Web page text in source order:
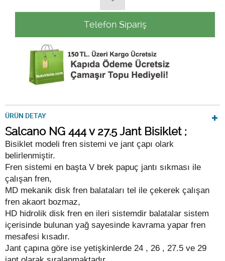
Telefon Sipariş
ÜRÜN DETAY
Salcano NG 444 v 27.5 Jant Bisiklet ;
Bisiklet modeli fren sistemi ve jant çapı olark
belirlenmiştir.
Fren sistemi en başta V brek papuç jantı sıkması ile
çalışan fren,
MD mekanik disk fren balataları tel ile çekerek çalışan
fren akaort bozmaz,
HD hidrolik disk fren en ileri sistemdir balatalar sistem
içerisinde bulunan yağ sayesinde kavrama yapar fren
mesafesi kısadır.
Jant çapına göre ise yetişkinlerde 24 , 26 , 27.5 ve 29